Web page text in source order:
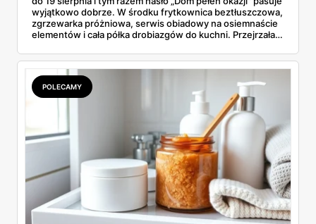
wyjątkowo dobrze. W środku frytkownica beztłuszczowa,
zgrzewarka próżniowa, serwis obiadowy na osiemnaście
elementów i cała półka drobiazgów do kuchni. Przejrzałam
się przy półce z samego rana.
POLECAMY